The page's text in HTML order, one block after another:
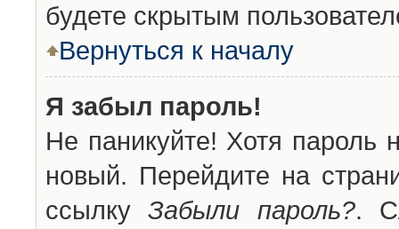
будете скрытым
Вернуться к началу
Я забыл пароль!
Не паникуйте! Хотя пароль
новый. Перейдите на
ссылкуЗабыли пароль?.